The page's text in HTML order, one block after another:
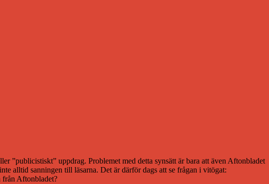
”publicistiskt” uppdrag. Problemet med detta synsätt är bara att även Aftonbladet
alltid sanningen till läsarna. Det är därför dags att se frågan i vitögat:
från Aftonbladet?